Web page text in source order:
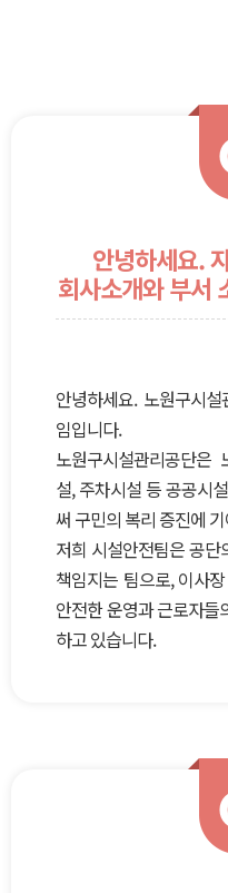
안녕하세요.
회사소개와 부서
안녕하세요. 노원구시
임입니다.
노원구시설관리공단은
설, 주차시설 등 공공시
써 구민의 복리 증진에
저희 시설안전팀은 공
책임지는 팀으로, 이사
안전한 운영과 근로자
하고 있습니다.